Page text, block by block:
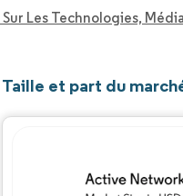
Les Technologies,
Taille et part du